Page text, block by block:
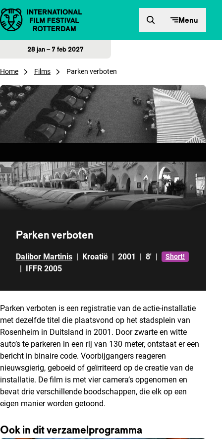
Direct naar inhoud Menu
28 jan – 7 feb 2027
Home Films Parken verboten
Parken verboten
Dalibor Martinis | Kroatië | 2001 | 8' | Short!
| IFFR 2005
Parken verboten is een registratie van de actie-installatie
met dezelfde titel die plaatsvond op het stadsplein van
Rosenheim in Duitsland in 2001. Door zwarte en witte
auto’s te parkeren in een rij van 130 meter, ontstaat er een
bericht in binaire code. Voorbijgangers reageren
nieuwsgierig, geboeid of geïrriteerd op de creatie van de
installatie. De film is met vier camera’s opgenomen en
bevat drie verschillende boodschappen, die elk op een
eigen manier worden getoond.
Ook in dit verzamelprogramma